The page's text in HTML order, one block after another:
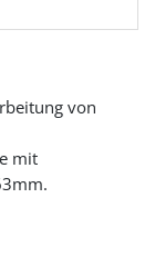
von
mit